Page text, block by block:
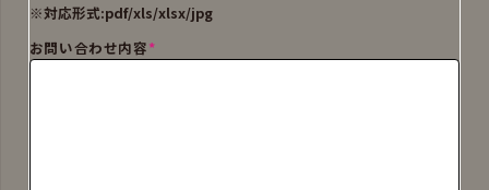
※対応形式:pdf/xls/xlsx/jpg
お問い合わせ内容*